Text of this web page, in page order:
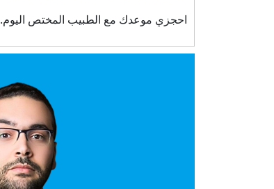
احجزي موعدك مع الطبيب المختص اليوم.